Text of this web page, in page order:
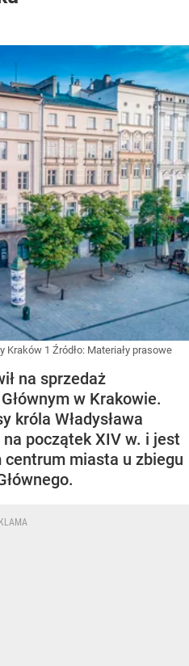
Kraków 1 Źródło: Materiały prasowe
na sprzedaż
w Krakowie.
króla Władysława
początek XIV w. i jest
miasta u zbiegu